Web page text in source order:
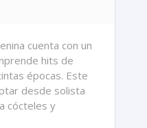
cuenta con un
hits de
épocas. Este
desde solista
cócteles y